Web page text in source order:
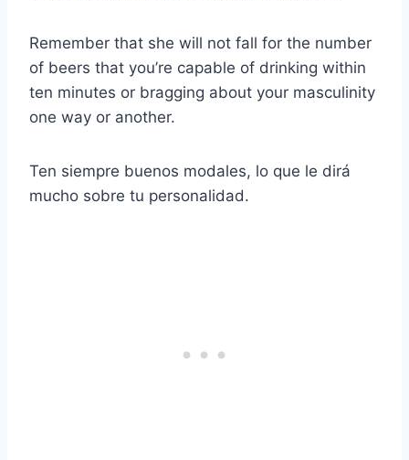
Remember that she will not fall for the number
of beers that you’re capable of drinking within
ten minutes or bragging about your masculinity
one way or another.
Ten siempre buenos modales, lo que le dirá
mucho sobre tu personalidad.